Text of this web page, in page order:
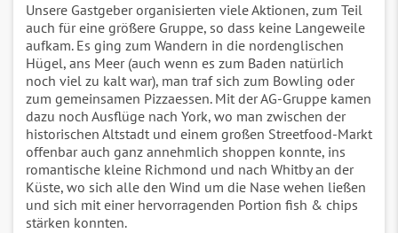
Unsere Gastgeber organisierten viele Aktionen, zum Teil
auch für eine größere Gruppe, so dass keine Langeweile
aufkam. Es ging zum Wandern in die nordenglischen
Hügel, ans Meer (auch wenn es zum Baden natürlich
noch viel zu kalt war), man traf sich zum Bowling oder
zum gemeinsamen Pizzaessen. Mit der AG-Gruppe kamen
dazu noch Ausflüge nach York, wo man zwischen der
historischen Altstadt und einem großen Streetfood-Markt
offenbar auch ganz annehmlich shoppen konnte, ins
romantische kleine Richmond und nach Whitby an der
Küste, wo sich alle den Wind um die Nase wehen ließen
und sich mit einer hervorragenden Portion fish & chips
stärken konnten.